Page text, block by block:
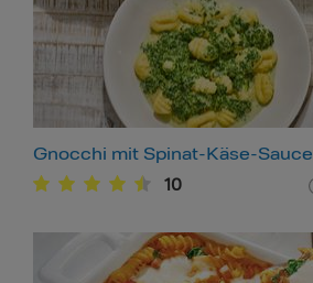
Gnocchi mit Spinat-Käse-Sauce
10